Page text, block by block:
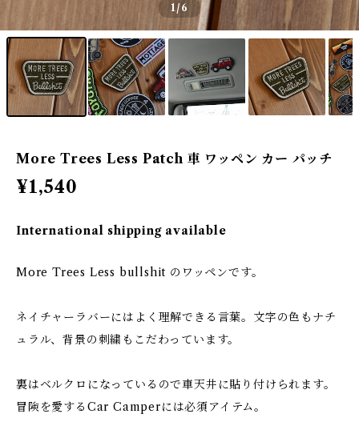
1/6
More Trees Less Patch 車 ワッペン カー パッチ
¥1,540
International shipping available
More Trees Less bullshit のワッペンです。
ネイチャーラバーにはよく理解できる言葉。文字の色もナチ
ュラル、背景の刺繍もこだわっています。
裏はベルクロになっているので車天井に貼り付けられます。
冒険を愛するCar Camperには必須アイテム。